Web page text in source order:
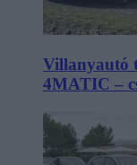
Villanyautó
4MATIC –